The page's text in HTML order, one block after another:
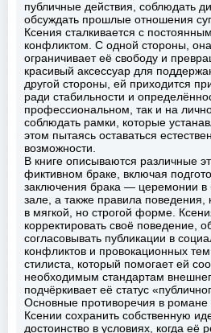
публичные действия, соблюдать
обсуждать прошлые отношения
Ксения сталкивается с
конфликтом. С одной стороны, она
ограничивает её свободу и
красивый аксессуар для
другой стороны, ей приходится
ради стабильности и
профессиональном, так и на
соблюдать рамки, которые
этом пытаясь оставаться
возможности.
В книге описываются различные
фиктивном браке, включая
заключения брака — церемонии в
зале, а также правила поведения,
в мягкой, но строгой форме.
корректировать своё поведение,
согласовывать публикации в
конфликтов и провокационных
стилиста, который помогает ей
необходимым стандартам
подчёркивает её статус
Основные противоречия в романе
Ксении сохранить собственную
достоинство в условиях, когда её